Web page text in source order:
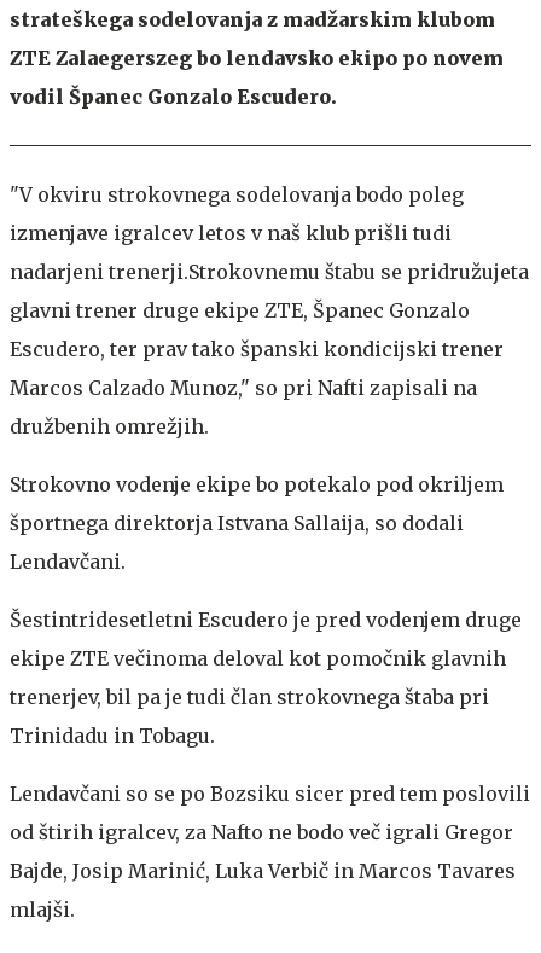
strateškega sodelovanja z madžarskim klubom
ZTE Zalaegerszeg bo lendavsko ekipo po novem
vodil Španec Gonzalo Escudero.
"V okviru strokovnega sodelovanja bodo poleg
izmenjave igralcev letos v naš klub prišli tudi
nadarjeni trenerji.Strokovnemu štabu se pridružujeta
glavni trener druge ekipe ZTE, Španec Gonzalo
Escudero, ter prav tako španski kondicijski trener
Marcos Calzado Munoz," so pri Nafti zapisali na
družbenih omrežjih.
Strokovno vodenje ekipe bo potekalo pod okriljem
športnega direktorja Istvana Sallaija, so dodali
Lendavčani.
Šestintridesetletni Escudero je pred vodenjem druge
ekipe ZTE večinoma deloval kot pomočnik glavnih
trenerjev, bil pa je tudi član strokovnega štaba pri
Trinidadu in Tobagu.
Lendavčani so se po Bozsiku sicer pred tem poslovili
od štirih igralcev, za Nafto ne bodo več igrali Gregor
Bajde, Josip Marinić, Luka Verbič in Marcos Tavares
mlajši.